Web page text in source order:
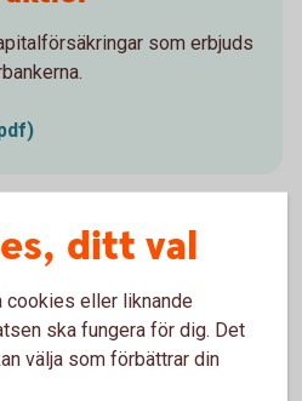
som erbjuds
instrument i
ditt val
cookies eller liknande
ska fungera för dig. Det
välja som förbättrar din